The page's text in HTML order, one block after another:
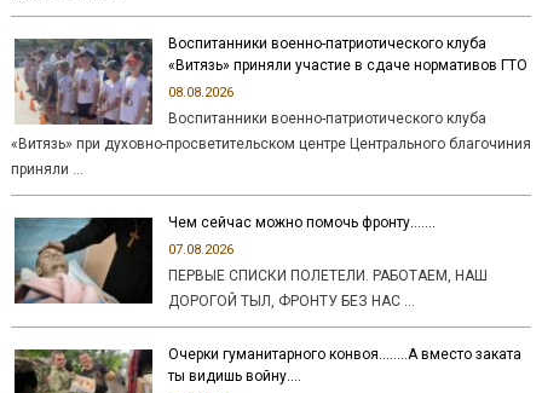
Воспитанники военно-патриотического клуба
«Витязь» приняли участие в сдаче нормативов ГТО
08.08.2026
Воспитанники военно-патриотического клуба
«Витязь» при духовно-просветительском центре Центрального благочиния
приняли …
Чем сейчас можно помочь фронту…….
07.08.2026
ПЕРВЫЕ СПИСКИ ПОЛЕТЕЛИ. РАБОТАЕМ, НАШ
ДОРОГОЙ ТЫЛ, ФРОНТУ БЕЗ НАС …
Очерки гуманитарного конвоя……..А вместо заката
ты видишь войну….